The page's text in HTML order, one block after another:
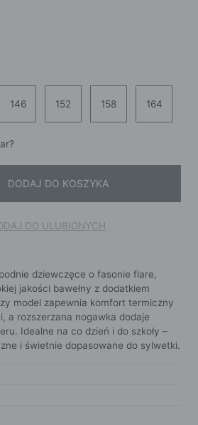
146 152 158 164
DODAJ DO KOSZYKA
DO ULUBIONYCH
dziewczęce o fasonie flare,
jakości bawełny z dodatkiem
model zapewnia komfort termiczny
a rozszerzana nogawka dodaje
Idealne na co dzień i do szkoły –
i świetnie dopasowane do sylwetki.